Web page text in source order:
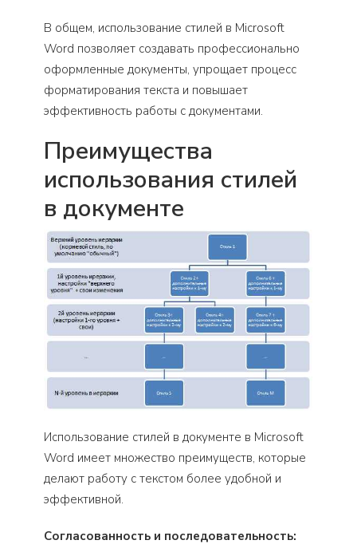
В общем, использование стилей в Microsoft
Word позволяет создавать профессионально
оформленные документы, упрощает процесс
форматирования текста и повышает
эффективность работы с документами.
Преимущества
использования стилей
в документе
Использование стилей в документе в Microsoft
Word имеет множество преимуществ, которые
делают работу с текстом более удобной и
эффективной.
Согласованность и последовательность: